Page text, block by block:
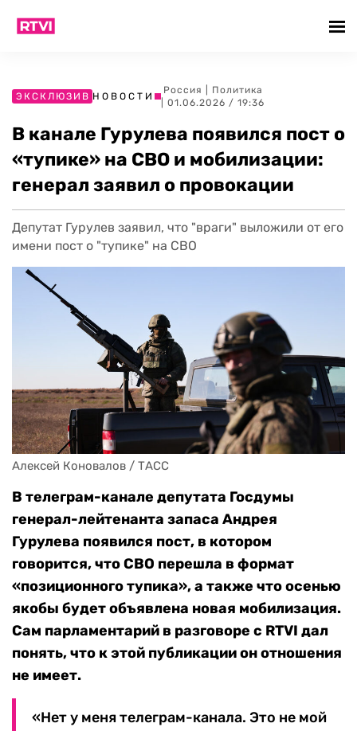
ЭКСКЛЮЗИВ НОВОСТИ
Россия
Политика
| 01.06.2026 / 19:36
В канале Гурулева появился пост о
«тупике» на СВО и мобилизации:
генерал заявил о провокации
Депутат Гурулев заявил, что "враги" выложили от его
имени пост о "тупике" на СВО
Алексей Коновалов / ТАСС
В телеграм-канале депутата Госдумы
генерал-лейтенанта запаса Андрея
Гурулева появился пост, в котором
говорится, что СВО перешла в формат
«позиционного тупика», а также что осенью
якобы будет объявлена новая мобилизация.
Сам парламентарий в разговоре с RTVI дал
понять, что к этой публикации он отношения
не имеет.
«Нет у меня телеграм-канала. Это не мой